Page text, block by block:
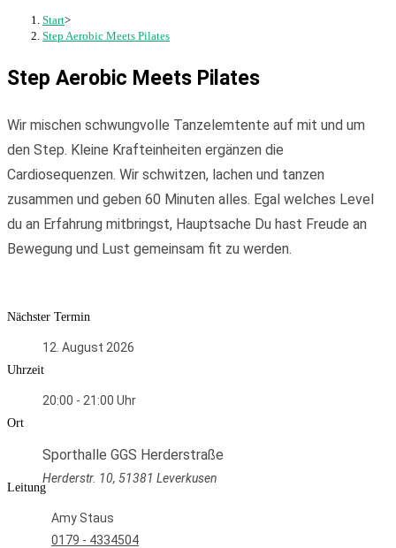
Start>
Step Aerobic Meets Pilates
Step Aerobic Meets Pilates
Wir mischen schwungvolle Tanzelemtente auf mit und um
den Step. Kleine Krafteinheiten ergänzen die
Cardiosequenzen. Wir schwitzen, lachen und tanzen
zusammen und geben 60 Minuten alles. Egal welches Level
du an Erfahrung mitbringst, Hauptsache Du hast Freude an
Bewegung und Lust gemeinsam fit zu werden.
Nächster Termin
12. August 2026
Uhrzeit
20:00 - 21:00
Ort
Sporthalle GGS Herderstraße
Herderstr. 10, 51381 Leverkusen
Leitung
Amy Staus
0179 - 4334504